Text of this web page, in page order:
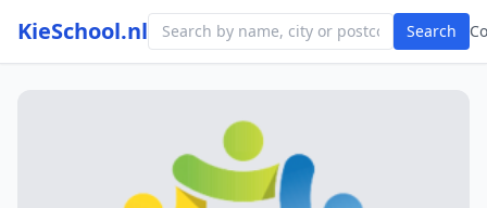
KieSchool.nl Search